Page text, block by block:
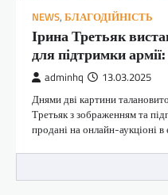
NEWS, БЛАГОДІЙНІСТЬ
Ірина Третьяк
для підтримки
adminhq 13.03.2025
Днями дві картини
Третьяк з зображенням та
продані на онлайн-аукціоні в